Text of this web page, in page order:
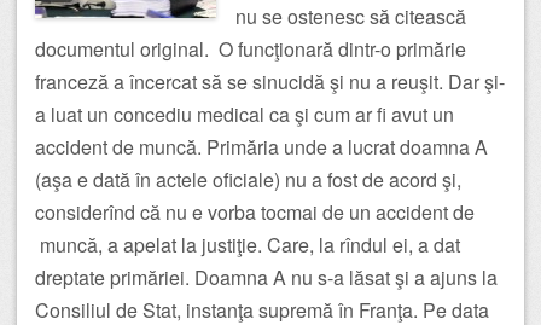
nu se ostenesc să citească
documentul original. O funcţionară dintr-o primărie
franceză a încercat să se sinucidă şi nu a reuşit. Dar şi-
a luat un concediu medical ca şi cum ar fi avut un
accident de muncă. Primăria unde a lucrat doamna A
(aşa e dată în actele oficiale) nu a fost de acord şi,
considerînd că nu e vorba tocmai de un accident de
muncă, a apelat la justiţie. Care, la rîndul ei, a dat
dreptate primăriei. Doamna A nu s-a lăsat şi a ajuns la
Consiliul de Stat, instanţa supremă în Franţa. Pe data